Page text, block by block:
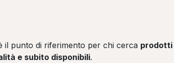
il punto di riferimento per chi cerca prodotti
e subito disponibili.